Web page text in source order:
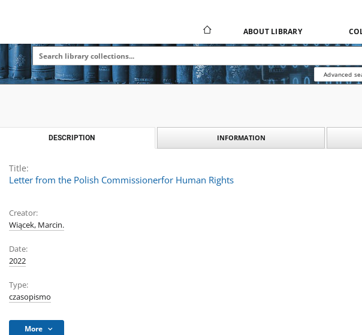
ABOUT LIBRARY
Advanced
DESCRIPTION INFORMATION
Title:
Letter from the Polish Commissionerfor Human Rights
Creator:
Wiącek, Marcin.
Date:
2022
Type:
czasopismo
More